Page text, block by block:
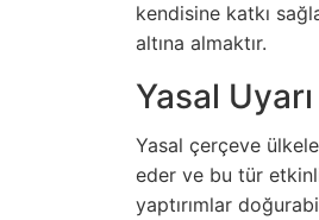
kendisine katkı
altına almaktır.
Yasal
Yasal çerçeve
eder ve bu tür
yaptırımlar